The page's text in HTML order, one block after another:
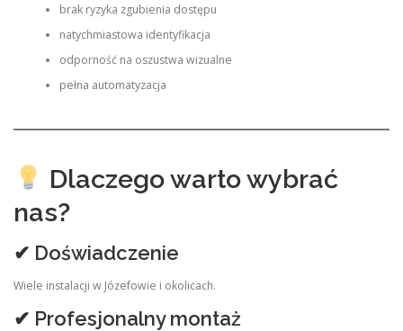
brak ryzyka zgubienia dostępu
natychmiastowa identyfikacja
odporność na oszustwa wizualne
pełna automatyzacja
Dlaczego warto wybrać
nas?
✔ Doświadczenie
Wiele instalacji w Józefowie i okolicach.
✔ Profesjonalny montaż